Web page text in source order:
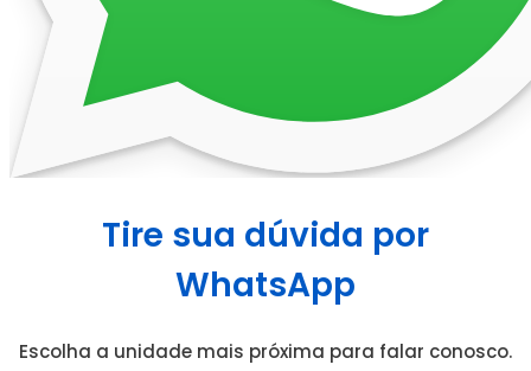
Tire sua dúvida por
WhatsApp
Escolha a unidade mais próxima para falar conosco.